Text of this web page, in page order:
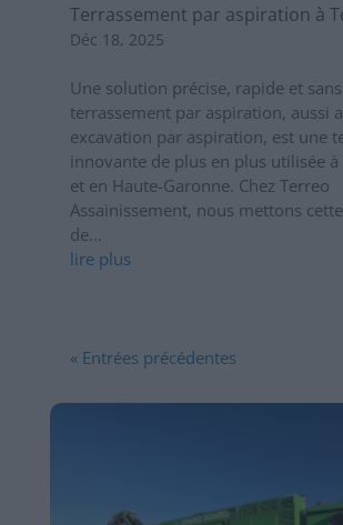
Terrassement par aspiration à
Déc 18, 2025
Une solution précise, rapide et
terrassement par aspiration, aussi
excavation par aspiration, est une
innovante de plus en plus utilisée à
et en Haute-Garonne. Chez Terreo
Assainissement, nous mettons
de...
lire plus
« Entrées précédentes